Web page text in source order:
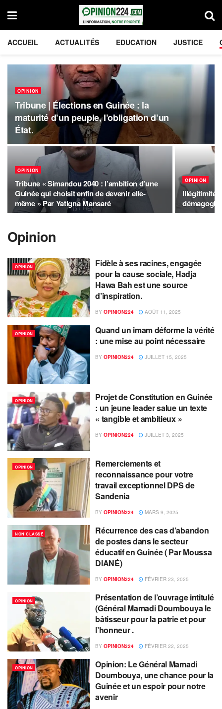
ACCUEIL ACTUALITÉS EDUCATION JUSTICE
OPINION
Tribune | Élections en Guinée : la
maturité d’un peuple, l’obligation d’un
État.
OPINION
Tribune « Simandou 2040 : l’ambition d’une
Guinée qui choisit enfin de devenir elle-
même » Par Yatigna Mansaré
OPINION
Illégitimité
démagogie
Opinion
OPINION
Fidèle à ses racines, engagée
pour la cause sociale, Hadja
Hawa Bah est une source
d’inspiration.
BY OPINION224 AOÛT 11, 2025
OPINION
Quand un imam déforme la vérité
: une mise au point nécessaire
BY OPINION224 JUILLET 15, 2025
OPINION
Projet de Constitution en Guinée
: un jeune leader salue un texte
« tangible et ambitieux »
BY OPINION224 JUILLET 3, 2025
OPINION
Remerciements et
reconnaissance pour votre
travail exceptionnel DPS de
Sandenia
BY OPINION224 MARS 9, 2025
NON CLASSÉ
Récurrence des cas d’abandon
de postes dans le secteur
éducatif en Guinée ( Par Moussa
DIANÉ)
BY OPINION224 FÉVRIER 23, 2025
OPINION
Présentation de l’ouvrage intitulé
(Général Mamadi Doumbouya le
bâtisseur pour la patrie et pour
l’honneur .
BY OPINION224 FÉVRIER 22, 2025
OPINION
Opinion: Le Général Mamadi
Doumbouya, une chance pour la
Guinée et un espoir pour notre
avenir